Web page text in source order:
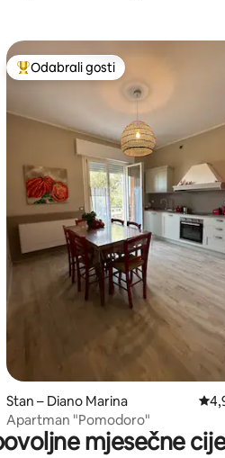
gosti”
ocjena: 5/5, recenzija: 45
Među najviše rangiranima s
Odabrali gosti
Stan – Diano Marina
Apartman "Pomodoro"
mjesečne